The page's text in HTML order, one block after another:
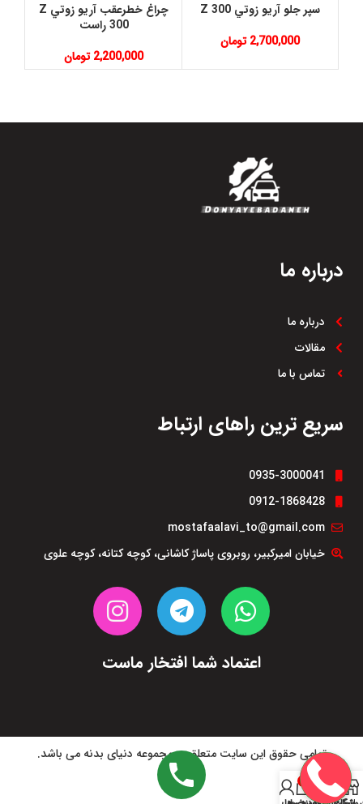
سپر جلو آريو زوتي Z 300
2,700,000 تومان
چراغ خطرعقب آريو زوتي Z
300 راست
2,200,000 تومان
درباره ما
درباره ما
مقالات
تماس با ما
سریع ترین راهای ارتباط
0935-3000041
0912-1868428
mostafaalavi_to@gmail.com
خیابان امیرکبیر، روبروی پاساژ کاشانی، کوچه کتانه، کوچه علوی
اعتماد شما افتخار ماست
تمامی حقوق این سایت متعلق به مجموعه دنیای بدنه می باشد.
0